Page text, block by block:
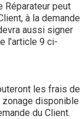
Réparateur peut
à la demande
aussi signer
l'article 9 ci-
les frais de
zonage disponible
du Client.